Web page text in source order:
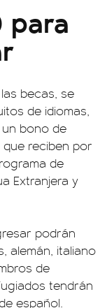
para
becas, se
de idiomas,
bono de
reciben por
de
Extranjera y
podrán
alemán, italiano
de
tendrán
español.